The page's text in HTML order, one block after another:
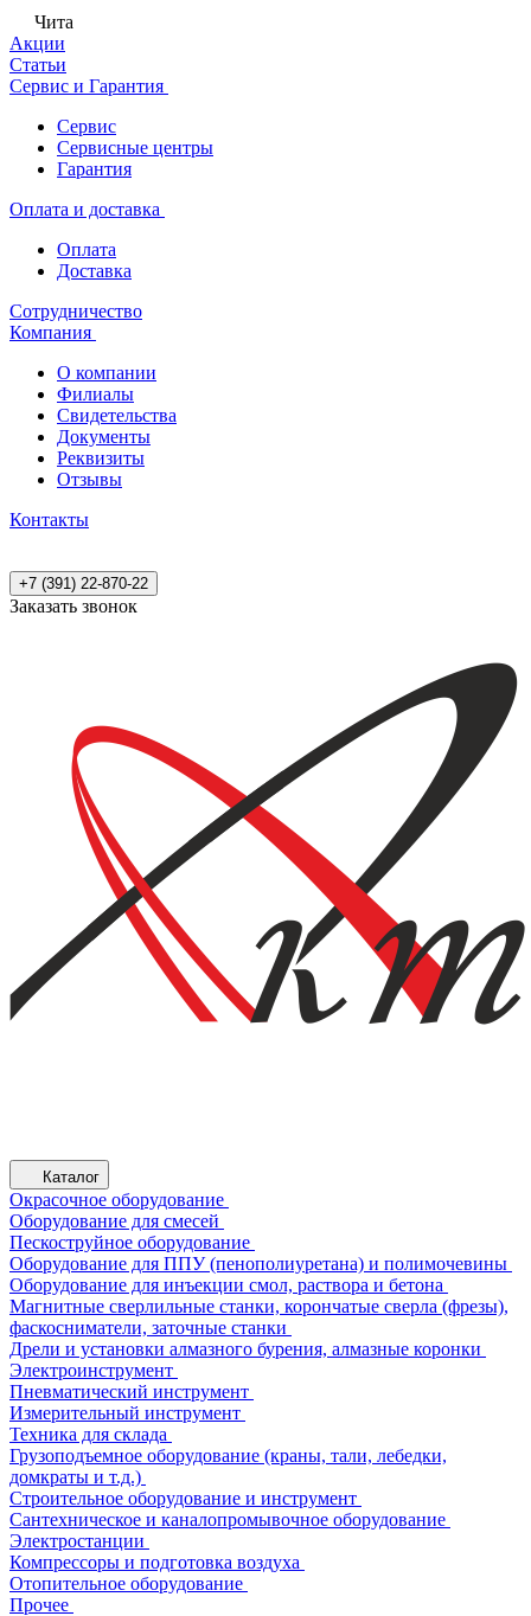
Чита
Акции
Статьи
Сервис и Гарантия
Сервис
Сервисные центры
Гарантия
Оплата и доставка
Оплата
Доставка
Сотрудничество
Компания
О компании
Филиалы
Свидетельства
Документы
Реквизиты
Отзывы
Контакты
+7 (391) 22-870-22
Заказать звонок
Каталог
Окрасочное оборудование
Оборудование для смесей
Пескоструйное оборудование
Оборудование для ППУ (пенополиуретана) и полимочевины
Оборудование для инъекции смол, раствора и бетона
Магнитные сверлильные станки, корончатые сверла (фрезы),
фаскосниматели, заточные станки
Дрели и установки алмазного бурения, алмазные коронки
Электроинструмент
Пневматический инструмент
Измерительный инструмент
Техника для склада
Грузоподъемное оборудование (краны, тали, лебедки,
домкраты и т.д.)
Строительное оборудование и инструмент
Сантехническое и каналопромывочное оборудование
Электростанции
Компрессоры и подготовка воздуха
Отопительное оборудование
Прочее